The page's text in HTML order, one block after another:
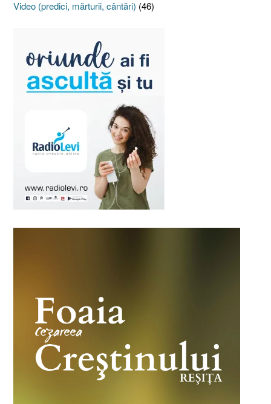
Video (predici, mărturii, cântări) (46)